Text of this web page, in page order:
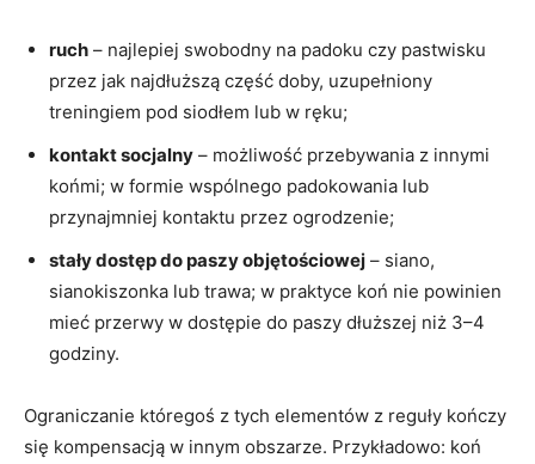
ruch – najlepiej swobodny na padoku czy pastwisku
przez jak najdłuższą część doby, uzupełniony
treningiem pod siodłem lub w ręku;
kontakt socjalny – możliwość przebywania z innymi
końmi; w formie wspólnego padokowania lub
przynajmniej kontaktu przez ogrodzenie;
stały dostęp do paszy objętościowej – siano,
sianokiszonka lub trawa; w praktyce koń nie powinien
mieć przerwy w dostępie do paszy dłuższej niż 3–4
godziny.
Ograniczanie któregoś z tych elementów z reguły kończy
się kompensacją w innym obszarze. Przykładowo: koń